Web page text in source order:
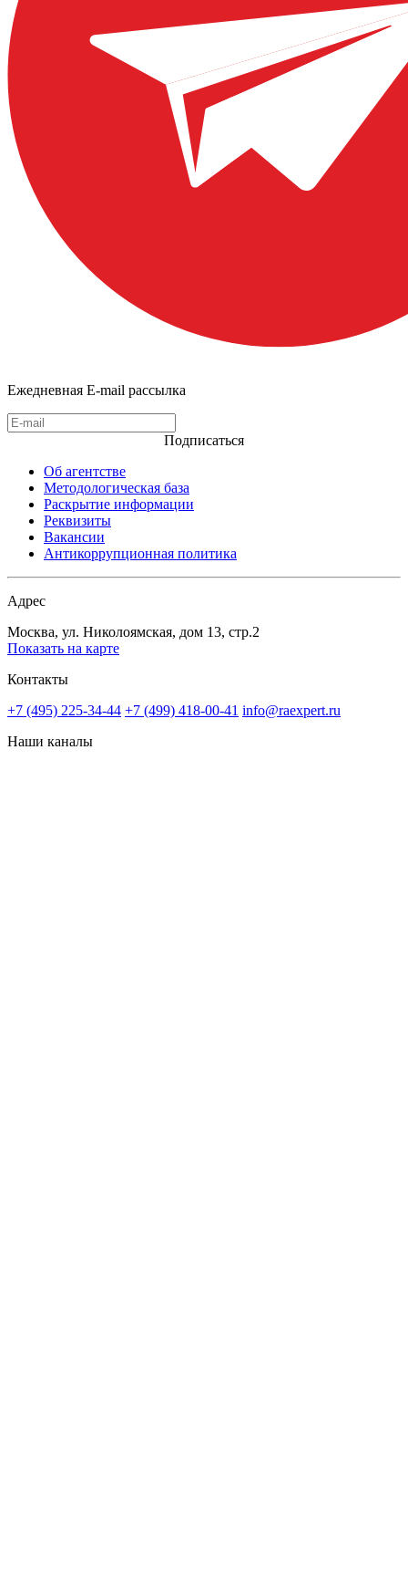
Ежедневная E-mail рассылка
Подписаться
Об агентстве
Методологическая база
Раскрытие информации
Реквизиты
Вакансии
Антикоррупционная политика
Адрес
Москва, ул. Николоямская, дом 13, стр.2
Показать на карте
Контакты
+7 (495) 225-34-44 +7 (499) 418-00-41 info@raexpert.ru
Наши каналы